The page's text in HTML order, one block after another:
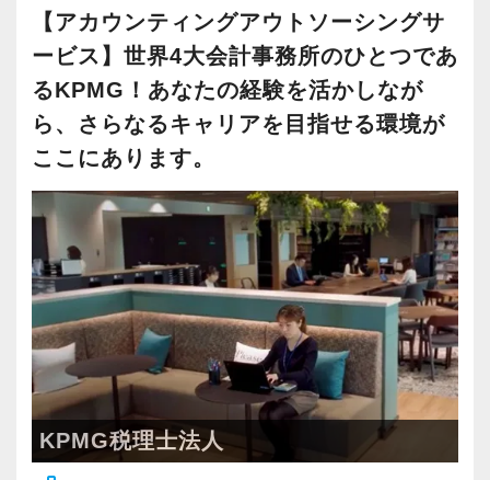
・テレワーク導入済み
・全席デュアルモニタ完備
＜幅広い経験・成長環境＞
・クライアント2500社以上
・9割が紹介の安定基盤
・一般企業～医療・学校法人まで対応
・個人～大企業まで幅広く経験可能
・税務顧問＋資産税に関与
・相続／事業承継／M&Aにも対応
＜成長中の税理士法人＞
・全国14拠点で事業展開
・従業員240名以上に拡大
・会計・税務・財務・労務まで対応
【アカウンティングアウトソーシングサ
ービス】世界4大会計事務所のひとつであ
るKPMG！あなたの経験を活かしなが
ら、さらなるキャリアを目指せる環境が
ここにあります。
KPMG税理士法人